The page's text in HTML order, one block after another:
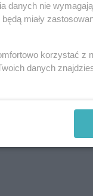
danych nie
miały
korzystać z
danych